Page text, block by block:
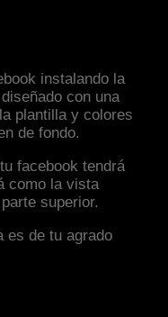
instalando la
con una
plantilla y colores
de fondo.
facebook tendrá
como la vista
superior.
es de tu agrado